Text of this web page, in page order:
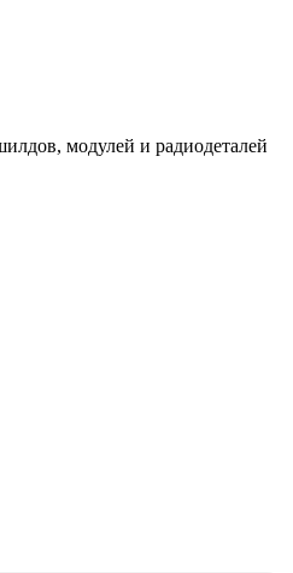
модулей и радиодеталей